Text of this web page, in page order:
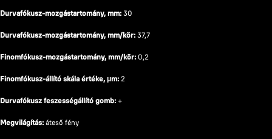
Durvafókusz-mozgástartomány, mm: 30
Durvafókusz-mozgástartomány, mm/kör: 37,7
Finomfókusz-mozgástartomány, mm/kör: 0,2
Finomfókusz-állító skála értéke, μm: 2
Durvafókusz feszességállító gomb: +
Megvilágítás: áteső fény